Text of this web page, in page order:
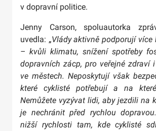
v dopravní politice.
Jenny Carson, spoluautorka
uvedla: „Vlády aktivně podporují více
– kvůli klimatu, snížení spotřeby
dopravních zácp, pro veřejné zdraví
ve městech. Neposkytují však
které cyklisté potřebují a na
Nemůžete vyzývat lidi, aby jezdili na
je nechránit před rychlou
nižší rychlosti tam, kde cyklisté